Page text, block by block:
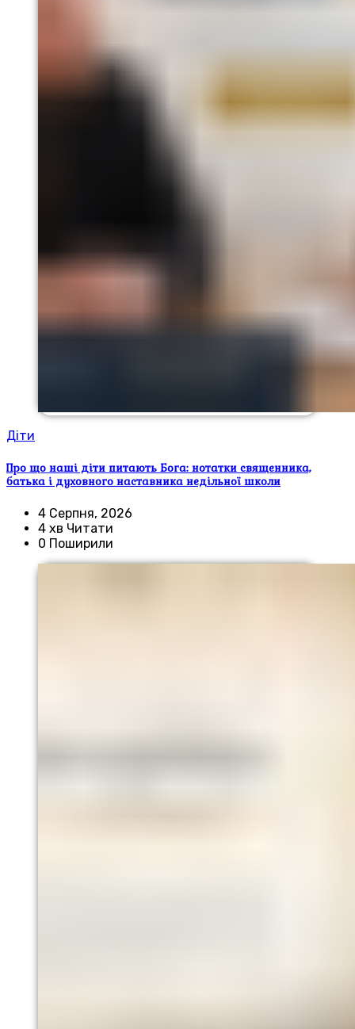
Діти
Про що наші діти питають Бога: нотатки священника,
батька і духовного наставника недільної школи
4 Серпня, 2026
4 хв Читати
0 Поширили